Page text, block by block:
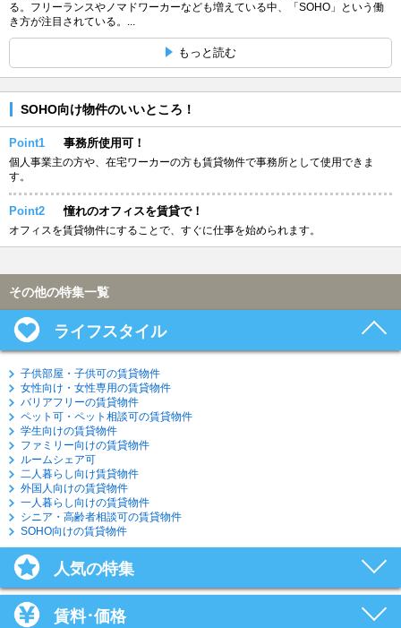
る。フリーランスやノマドワーカーなども増えている中、「SOHO」という働
き方が注目されている。...
もっと読む
SOHO向け物件のいいところ！
Point1 事務所使用可！
個人事業主の方や、在宅ワーカーの方も賃貸物件で事務所として使用できま
す。
Point2 憧れのオフィスを賃貸で！
オフィスを賃貸物件にすることで、すぐに仕事を始められます。
その他の特集一覧
ライフスタイル
子供部屋・子供可の賃貸物件
女性向け・女性専用の賃貸物件
バリアフリーの賃貸物件
ペット可・ペット相談可の賃貸物件
学生向けの賃貸物件
ファミリー向けの賃貸物件
ルームシェア可
二人暮らし向け賃貸物件
外国人向けの賃貸物件
一人暮らし向けの賃貸物件
シニア・高齢者相談可の賃貸物件
SOHO向けの賃貸物件
人気の特集
賃料･価格